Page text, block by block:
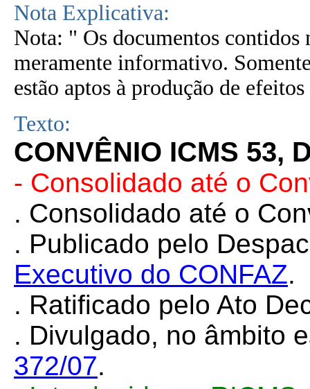
Nota Explicativa:
Nota: " Os documentos contidos
meramente informativo.
estão aptos à produção de
Texto:
CONVÊNIO ICMS 53,
- Consolidado até o
. Consolidado até o
. Publicado pelo
Executivo do CONFAZ.
. Ratificado pelo Ato
. Divulgado, no âmbito
372/07.